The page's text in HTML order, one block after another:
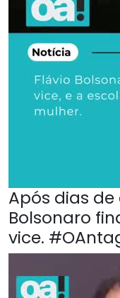
Após dias
Bolsonaro
vice.